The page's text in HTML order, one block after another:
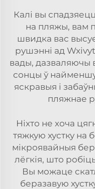
Калі вы
на пляжы, вам
швидка вас
рушэнні ад
вады, дазваляючы
сонцы ў
яскравыя і
пляжнае
Ніхто не хоча
тяжкую хустку на
мікроявайныя
лёгкія, што
Вы можаце
беразавую